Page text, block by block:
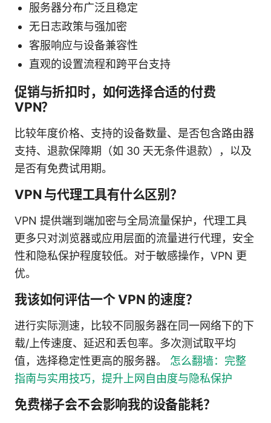
服务器分布广泛且稳定
无日志政策与强加密
客服响应与设备兼容性
直观的设置流程和跨平台支持
促销与折扣时，如何选择合适的付费
VPN？
比较年度价格、支持的设备数量、是否包含路由器
支持、退款保障期（如 30 天无条件退款），以及
是否有免费试用期。
VPN 与代理工具有什么区别？
VPN 提供端到端加密与全局流量保护，代理工具
更多只对浏览器或应用层面的流量进行代理，安全
性和隐私保护程度较低。对于敏感操作，VPN 更
优。
我该如何评估一个 VPN 的速度？
进行实际测速，比较不同服务器在同一网络下的下
载/上传速度、延迟和丢包率。多次测试取平均
值，选择稳定性更高的服务器。 怎么翻墙：完整
指南与实用技巧，提升上网自由度与隐私保护
免费梯子会不会影响我的设备能耗？